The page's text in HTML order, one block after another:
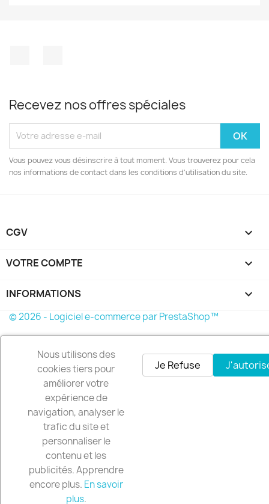
Recevez nos offres spéciales
Vous pouvez vous désinscrire à tout moment. Vous trouverez pour cela
nos informations de contact dans les conditions d'utilisation du site.
CGV 
VOTRE COMPTE 
INFORMATIONS keyboard_arrow_down
© 2026 - Logiciel e-commerce par PrestaShop™
Nous utilisons des
cookies tiers pour
améliorer votre
expérience de
navigation, analyser le
trafic du site et
personnaliser le
contenu et les
publicités. Apprendre
encore plus. En savoir
plus.
Je Refuse